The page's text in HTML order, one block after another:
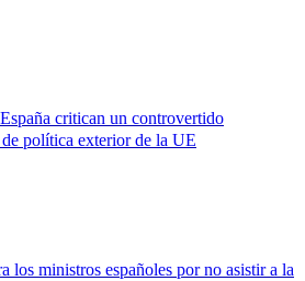
critican un controvertido
política exterior de la UE
los ministros españoles por no asistir a la